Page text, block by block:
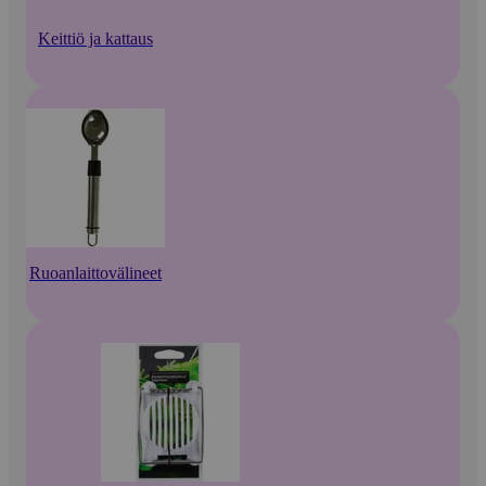
Keittiö ja kattaus
Ruoanlaittovälineet